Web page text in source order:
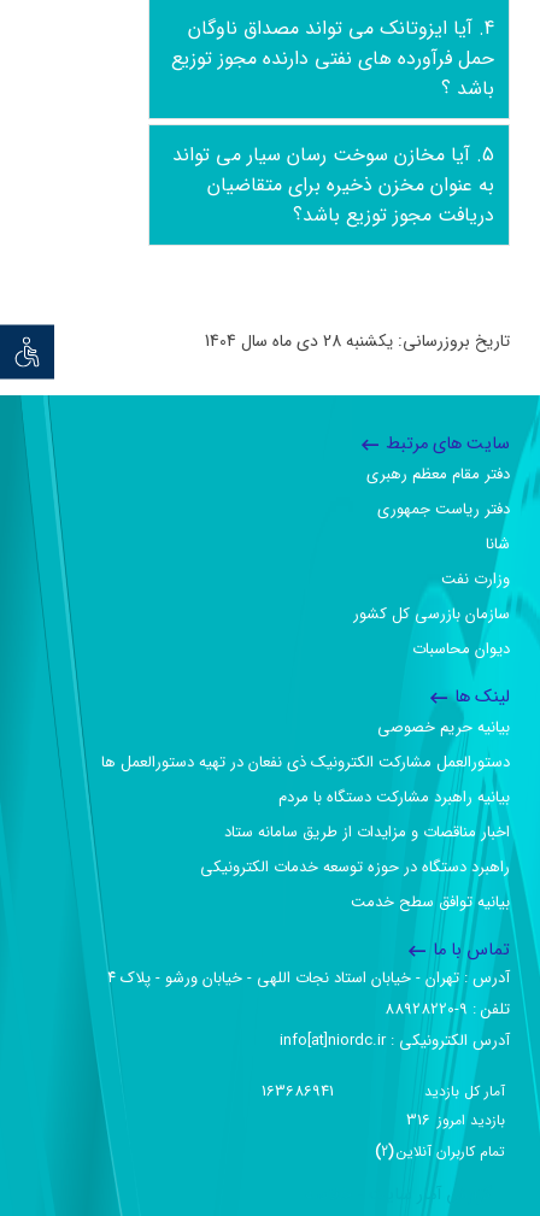
توان
4. آیا ایزوتانک می تواند مصداق ناوگان
حمل فرآورده های نفتی دارنده مجوز توزیع
باشد ؟
5. آیا مخازن سوخت رسان سیار می تواند
به عنوان مخزن ذخیره برای متقاضیان
دریافت مجوز توزیع باشد؟
تاریخ بروزرسانی: یکشنبه 28 دی ماه سال 1404
سایت های مرتبط
دفتر مقام معظم رهبری
دفتر ریاست جمهوری
شانا
وزارت نفت
سازمان بازرسی کل کشور
دیوان محاسبات
لینک ها
بیانیه حریم خصوصی
دستورالعمل مشارکت الکترونیک ذی نفعان در تهیه دستورالعمل ها
بیانیه راهبرد مشارکت دستگاه با مردم
اخبار مناقصات و مزایدات از طریق سامانه ستاد
راهبرد دستگاه در حوزه توسعه خدمات الکترونیکی
بیانیه توافق سطح خدمت
تماس با ما
آدرس :‌ تهران - خیابان استاد نجات اللهی - خیابان ورشو - پلاک ۴
تلفن :‌ 9-88928220
آدرس الکترونیکی :‌ info[at]niordc.ir
آمار کل بازدید 163686941
بازديد امروز 316
تمام کاربران آنلاين(
2
)
گزارش آمار سایت - خلاصه